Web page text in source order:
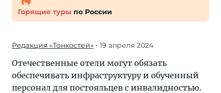
Горящие туры по России
Редакция «Тонкостей» • 19 апреля 2024
Отечественные отели могут обязать
обеспечивать инфраструктуру и обученный
персонал для постояльцев с инвалидностью.